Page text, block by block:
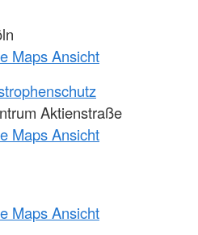
Maps Ansicht
Aktienstraße
Maps Ansicht
Maps Ansicht